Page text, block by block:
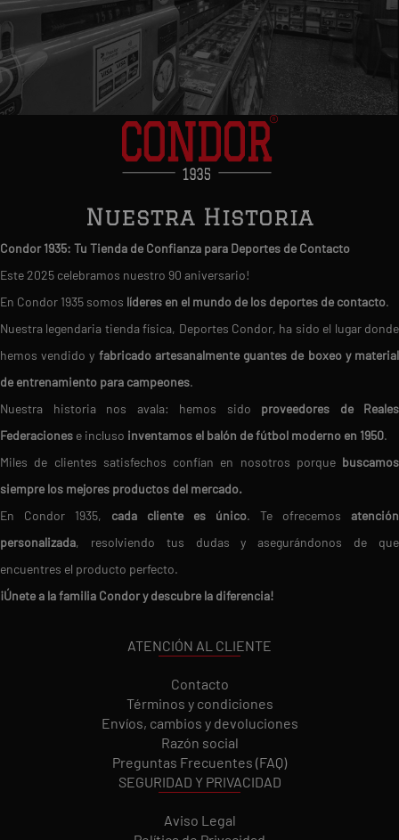
Nuestra Historia
Condor 1935: Tu Tienda de Confianza para Deportes de Contacto
Este 2025 celebramos nuestro 90 aniversario!
En Condor 1935 somos líderes en el mundo de los deportes de contacto.
Nuestra legendaria tienda física, Deportes Condor, ha sido el lugar donde
hemos vendido y fabricado artesanalmente guantes de boxeo y material
de entrenamiento para campeones.
Nuestra historia nos avala: hemos sido proveedores de Reales
Federaciones e incluso inventamos el balón de fútbol moderno en 1950.
Miles de clientes satisfechos confían en nosotros porque buscamos
siempre los mejores productos del mercado.
En Condor 1935, cada cliente es único. Te ofrecemos atención
personalizada, resolviendo tus dudas y asegurándonos de que
encuentres el producto perfecto.
¡Únete a la familia Condor y descubre la diferencia!
ATENCIÓN AL CLIENTE
Contacto
Términos y condiciones
Envíos, cambios y devoluciones
Razón social
Preguntas Frecuentes (FAQ)
SEGURIDAD Y PRIVACIDAD
Aviso Legal